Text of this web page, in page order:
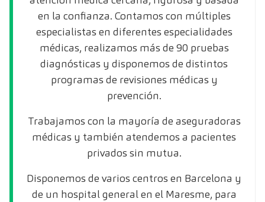
en la confianza. Contamos con múltiples
especialistas en diferentes especialidades
médicas, realizamos más de 90 pruebas
diagnósticas y disponemos de distintos
programas de revisiones médicas y
prevención.
Trabajamos con la mayoría de aseguradoras
médicas y también atendemos a pacientes
privados sin mutua.
Disponemos de varios centros en Barcelona y
de un hospital general en el Maresme, para